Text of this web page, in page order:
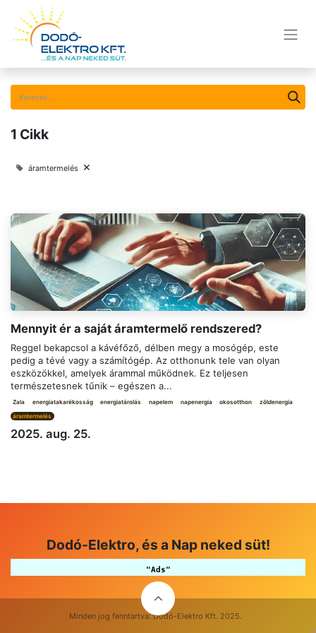
1 Cikk
áramtermelés ×
Mennyit ér a saját áramtermelő rendszered?
Reggel bekapcsol a kávéfőző, délben megy a mosógép, este
pedig a tévé vagy a számítógép. Az otthonunk tele van olyan
eszközökkel, amelyek árammal működnek. Ez teljesen
természetesnek tűnik – egészen a...
Zala energiatakarékosság energiatárolás napelem napenergia okosotthon zöldenergia
áramtermelés
2025. aug. 25.
Dodó-Elektro, és a Nap neked süt!
"Ads"
Minden jog fenntartva: Dodó-Elektro Kft. 2025.